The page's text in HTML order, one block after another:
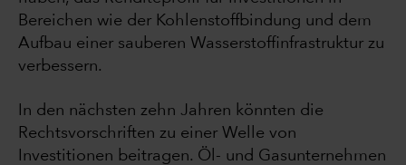
Bereichen wie der Kohlenstoffbindung und dem
Aufbau einer sauberen Wasserstoffinfrastruktur zu
verbessern.
In den nächsten zehn Jahren könnten die
Rechtsvorschriften zu einer Welle von
Investitionen beitragen. Öl- und Gasunternehmen